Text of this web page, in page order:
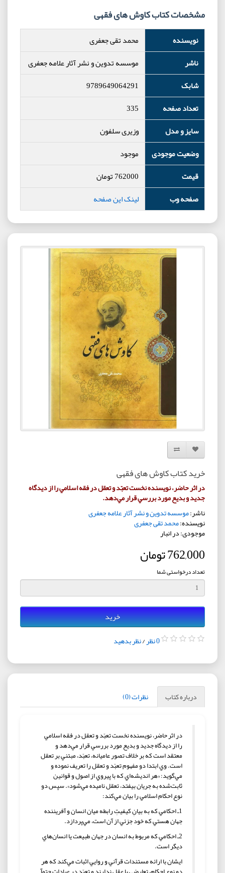
مشخصات کتاب کاوش های فقهی
نویسنده
محمد تقی جعفری
ناشر
موسسه تدوین و نشر آثار علامه جعفری
شابک
9789649064291
تعداد صفحه
335
سایز و مدل
وزیری سلفون
وضعیت موجودی
موجود
قیمت
762000تومان
صفحه وب
لینک این صفحه
افزودن به لیست دلخواه
مقایسه این محصول
خرید کتاب کاوش های فقهی
در اثر حاضر، نويسنده نخست تعبّد و تعقل در فقه اسلامي را از ديدگاه
جديد و بديع مورد بررسي قرار مي‌دهد.
ناشر:موسسه تدوین و نشر آثار علامه جعفری
نویسنده:محمد تقی جعفری
موجودی: در انبار
762,000 تومان
تعداد درخواستی شما
خرید
0 نظر /نظر بدهید
درباره کتاب نظرات (0)
در اثر حاضر، نويسنده نخست تعبّد و تعقل در فقه اسلامي
را از ديدگاه جديد و بديع مورد بررسي قرار مي‌دهد و
معتقد است كه بر خلاف تصور عاميانه، تعبّد، مبتني بر تعقل
است. وي ابتدا دو مفهوم تعبّد و تعقل را تعريف نموده و
مي‌گويد: «هر انديشه‌اي كه با پيروي از اصول و قوانين
ثابت‌شده به جريان بيفتد، تعقل ناميده مي‌شود». سپس دو
نوع احكام اسلامي را بيان مي‌كند:
1ـ احكامي كه به بيانِ كيفيتِ رابطه ميان انسان و آفريننده
جهان هستي كه خود جزئي از آن است، مي‌پردازد.
2ـ احكامي كه مربوط به انسان در جهان طبيعت يا انسان‌هاي
ديگر است.
ايشان با ارائه مستندات قرآني و روايي اثبات مي‌كند كه هر